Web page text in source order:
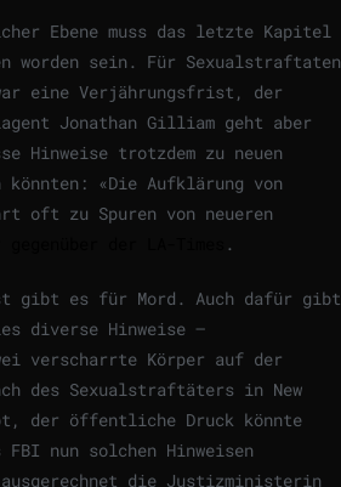
Ebene muss das letzte Kapitel
worden sein. Für Sexualstraftaten
eine Verjährungsfrist, der
Jonathan Gilliam geht aber
Hinweise trotzdem zu neuen
könnten: «Die Aufklärung von
oft zu Spuren von neueren
.
gibt es für Mord. Auch dafür gibt
diverse Hinweise –
verscharrte Körper auf der
des Sexualstraftäters in New
der öffentliche Druck könnte
nun solchen Hinweisen
ausgerechnet die Justizministerin